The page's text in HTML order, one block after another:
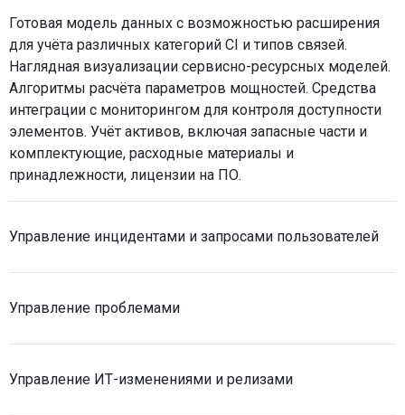
Готовая модель данных с возможностью расширения
для учёта различных категорий CI и типов связей.
Наглядная визуализации сервисно-ресурсных моделей.
Алгоритмы расчёта параметров мощностей. Средства
интеграции с мониторингом для контроля доступности
элементов. Учёт активов, включая запасные части и
комплектующие, расходные материалы и
принадлежности, лицензии на ПО.
Управление инцидентами и запросами пользователей
Управление проблемами
Управление ИТ-изменениями и релизами